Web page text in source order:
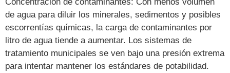
de agua para diluir los minerales, sedimentos y posibles
escorrentías químicas, la carga de contaminantes por
litro de agua tiende a aumentar. Los sistemas de
tratamiento municipales se ven bajo una presión extrema
para intentar mantener los estándares de potabilidad.